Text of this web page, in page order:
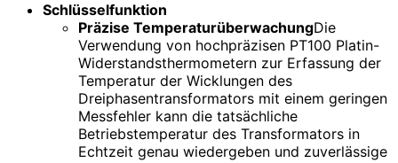
Schlüsselfunktion
Präzise TemperaturüberwachungDie
Verwendung von hochpräzisen PT100 Platin-
Widerstandsthermometern zur Erfassung der
Temperatur der Wicklungen des
Dreiphasentransformators mit einem geringen
Messfehler kann die tatsächliche
Betriebstemperatur des Transformators in
Echtzeit genau wiedergeben und zuverlässige